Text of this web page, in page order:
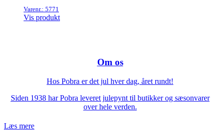
Varenr.: 5771
Vis produkt
Om os
Hos Pobra er det jul hver dag, året rundt!
Siden 1938 har Pobra leveret julepynt til butikker og sæsonvarer
over hele verden.
Læs mere